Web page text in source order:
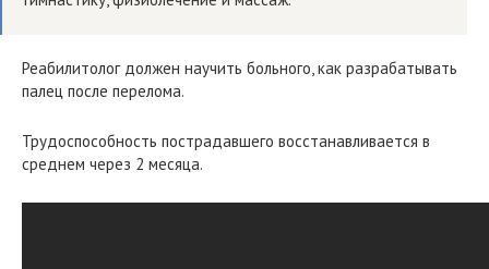
Реабилитолог должен научить больного, как разрабатывать
палец после перелома.
Трудоспособность пострадавшего восстанавливается в
среднем через 2 месяца.